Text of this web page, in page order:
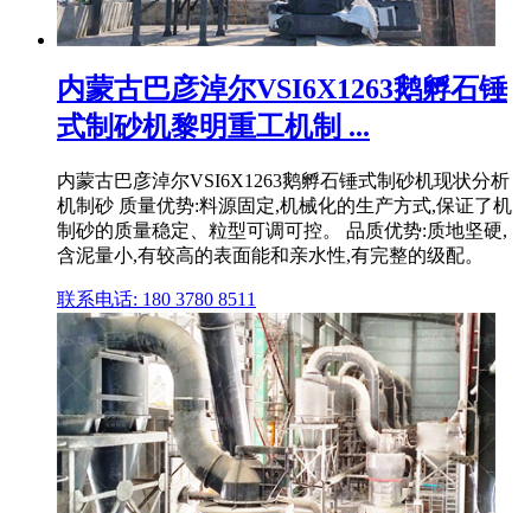
内蒙古巴彦淖尔VSI6X1263鹅孵石锤
式制砂机黎明重工机制 ...
内蒙古巴彦淖尔VSI6X1263鹅孵石锤式制砂机现状分析
机制砂 质量优势:料源固定,机械化的生产方式,保证了机
制砂的质量稳定、粒型可调可控。 品质优势:质地坚硬,
含泥量小,有较高的表面能和亲水性,有完整的级配。
联系电话: 180 3780 8511